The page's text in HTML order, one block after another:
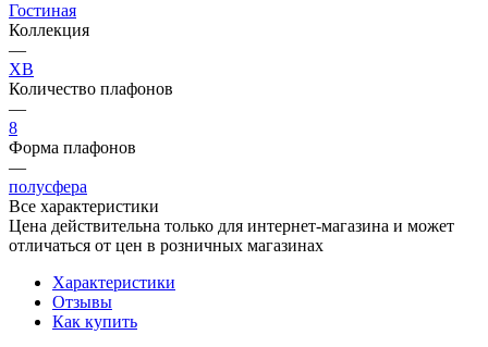
Гостиная
Коллекция
—
XB
Количество плафонов
—
8
Форма плафонов
—
полусфера
Все характеристики
Цена действительна только для интернет-магазина и может
отличаться от цен в розничных магазинах
Характеристики
Отзывы
Как купить